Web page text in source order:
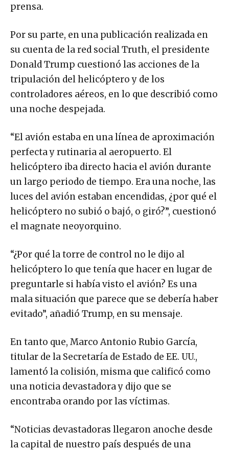
prensa.
Por su parte, en una publicación realizada en
su cuenta de la red social Truth, el presidente
Donald Trump cuestionó las acciones de la
tripulación del helicóptero y de los
controladores aéreos, en lo que describió como
una noche despejada.
“El avión estaba en una línea de aproximación
perfecta y rutinaria al aeropuerto. El
helicóptero iba directo hacia el avión durante
un largo periodo de tiempo. Era una noche, las
luces del avión estaban encendidas, ¿por qué el
helicóptero no subió o bajó, o giró?”, cuestionó
el magnate neoyorquino.
“¿Por qué la torre de control no le dijo al
helicóptero lo que tenía que hacer en lugar de
preguntarle si había visto el avión? Es una
mala situación que parece que se debería haber
evitado”, añadió Trump, en su mensaje.
En tanto que, Marco Antonio Rubio García,
titular de la Secretaría de Estado de EE. UU.,
lamentó la colisión, misma que calificó como
una noticia devastadora y dijo que se
encontraba orando por las víctimas.
“Noticias devastadoras llegaron anoche desde
la capital de nuestro país después de una